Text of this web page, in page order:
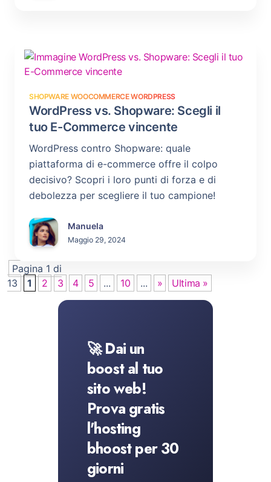
SHOPWARE WOOCOMMERCE WORDPRESS
WordPress vs. Shopware: Scegli il
tuo E-Commerce vincente
WordPress contro Shopware: quale
piattaforma di e-commerce offre il colpo
decisivo? Scopri i loro punti di forza e di
debolezza per scegliere il tuo campione!
Manuela
Maggio 29, 2024
Pagina 1 di
13
1 2 3 4 5 ... 10 ... » Ultima »
🚀 Dai un
boost al tuo
sito web!
Prova gratis
l'hosting
bhoost per 30
giorni